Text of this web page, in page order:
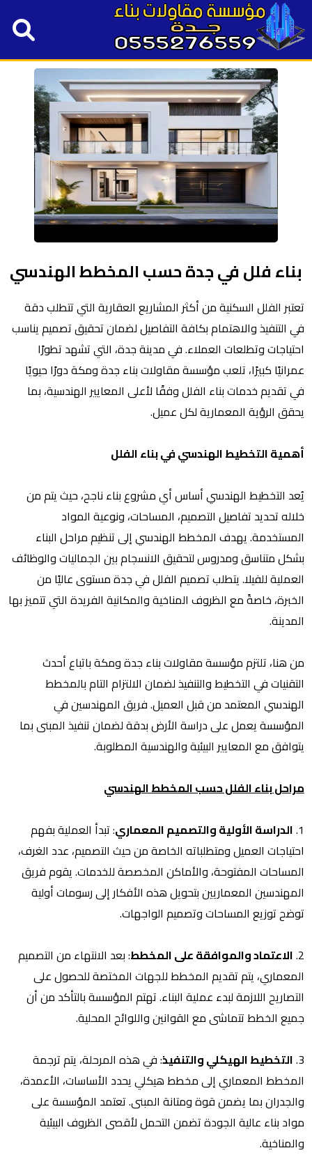
بناء فلل في جدة حسب المخطط الهندسي
تعتبر الفلل السكنية من أكثر المشاريع العقارية التي تتطلب دقة
في التنفيذ والاهتمام بكافة التفاصيل لضمان تحقيق تصميم يناسب
احتياجات وتطلعات العملاء. في مدينة جدة، التي تشهد تطورًا
عمرانيًا كبيرًا، تلعب مؤسسة مقاولات بناء جدة ومكة دورًا حيويًا
في تقديم خدمات بناء الفلل وفقًا لأعلى المعايير الهندسية، بما
يحقق الرؤية المعمارية لكل عميل.
أهمية التخطيط الهندسي في بناء الفلل
يُعد التخطيط الهندسي أساس أي مشروع بناء ناجح، حيث يتم من
خلاله تحديد تفاصيل التصميم، المساحات، ونوعية المواد
المستخدمة. يهدف المخطط الهندسي إلى تنظيم مراحل البناء
بشكل متناسق ومدروس لتحقيق الانسجام بين الجماليات والوظائف
العملية للفيلا. يتطلب تصميم الفلل في جدة مستوى عاليًا من
الخبرة، خاصةً مع الظروف المناخية والمكانية الفريدة التي تتميز بها
المدينة.
من هنا، تلتزم مؤسسة مقاولات بناء جدة ومكة باتباع أحدث
التقنيات في التخطيط والتنفيذ لضمان الالتزام التام بالمخطط
الهندسي المعتمد من قبل العميل. فريق المهندسين في
المؤسسة يعمل على دراسة الأرض بدقة لضمان تنفيذ المبنى بما
يتوافق مع المعايير البيئية والهندسية المطلوبة.
مراحل بناء الفلل حسب المخطط الهندسي
1. الدراسة الأولية والتصميم المعماري: تبدأ العملية بفهم
احتياجات العميل ومتطلباته الخاصة من حيث التصميم، عدد الغرف،
المساحات المفتوحة، والأماكن المخصصة للخدمات. يقوم فريق
المهندسين المعماريين بتحويل هذه الأفكار إلى رسومات أولية
توضح توزيع المساحات وتصميم الواجهات.
2. الاعتماد والموافقة على المخطط: بعد الانتهاء من التصميم
المعماري، يتم تقديم المخطط للجهات المختصة للحصول على
التصاريح اللازمة لبدء عملية البناء. تهتم المؤسسة بالتأكد من أن
جميع الخطط تتماشى مع القوانين واللوائح المحلية.
3. التخطيط الهيكلي والتنفيذ: في هذه المرحلة، يتم ترجمة
المخطط المعماري إلى مخطط هيكلي يحدد الأساسات، الأعمدة،
والجدران بما يضمن قوة ومتانة المبنى. تعتمد المؤسسة على
مواد بناء عالية الجودة تضمن التحمل لأقصى الظروف البيئية
والمناخية.